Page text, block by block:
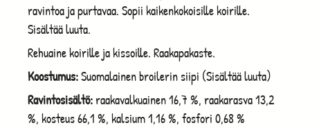
ravintoa ja purtavaa. Sopii kaikenkokoisille koirille.
Sisältää luuta.
Rehuaine koirille ja kissoille. Raakapakaste.
Koostumus:Suomalainen broilerin siipi (Sisältää luuta)
Ravintosisältö: raakavalkuainen 16,7 %, raakarasva 13,2
%, kosteus 66,1 %, kalsium 1,16 %, fosfori 0,68 %